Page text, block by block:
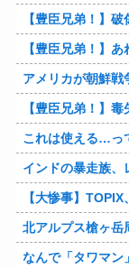
【豊臣兄弟！】
【豊臣兄弟！】あ
アメリカが朝鮮戦
【豊臣兄弟！】
これは使える…っ
インドの暴走族
【大惨事】
北アルプス槍ヶ岳周辺で19歳の
なんで「タワマン